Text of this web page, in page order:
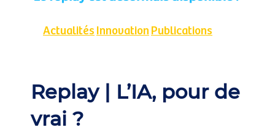
Actualités Innovation Publications
Replay | L’IA, pour de
vrai ?